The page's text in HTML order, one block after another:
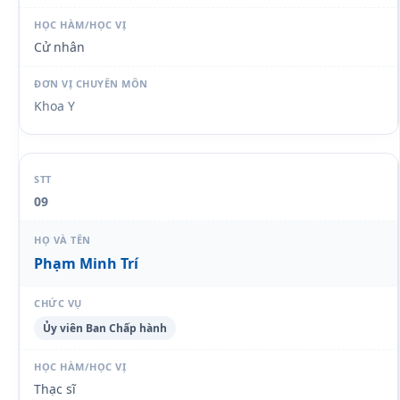
Cử nhân
Khoa Y
09
Phạm Minh Trí
Ủy viên Ban Chấp hành
Thạc sĩ